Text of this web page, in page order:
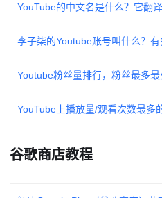
YouTube的中文名是什么？它翻
李子柒的Youtube账号叫什么？有
Youtube粉丝量排行，粉丝最多最
YouTube上播放量/观看次数最多
谷歌商店教程